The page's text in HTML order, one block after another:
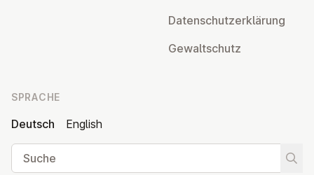
Da­ten­schutz­er­klä­rung
Ge­walt­schutz
SPRACHE
Deutsch
English
Suche